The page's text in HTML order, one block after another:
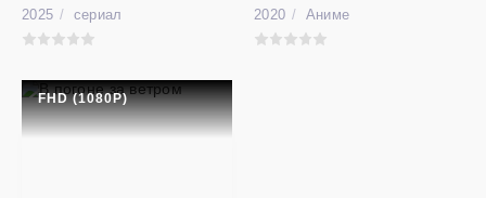
FHD (1080P)
2025
cериал
2020
Аниме
FHD (1080P)